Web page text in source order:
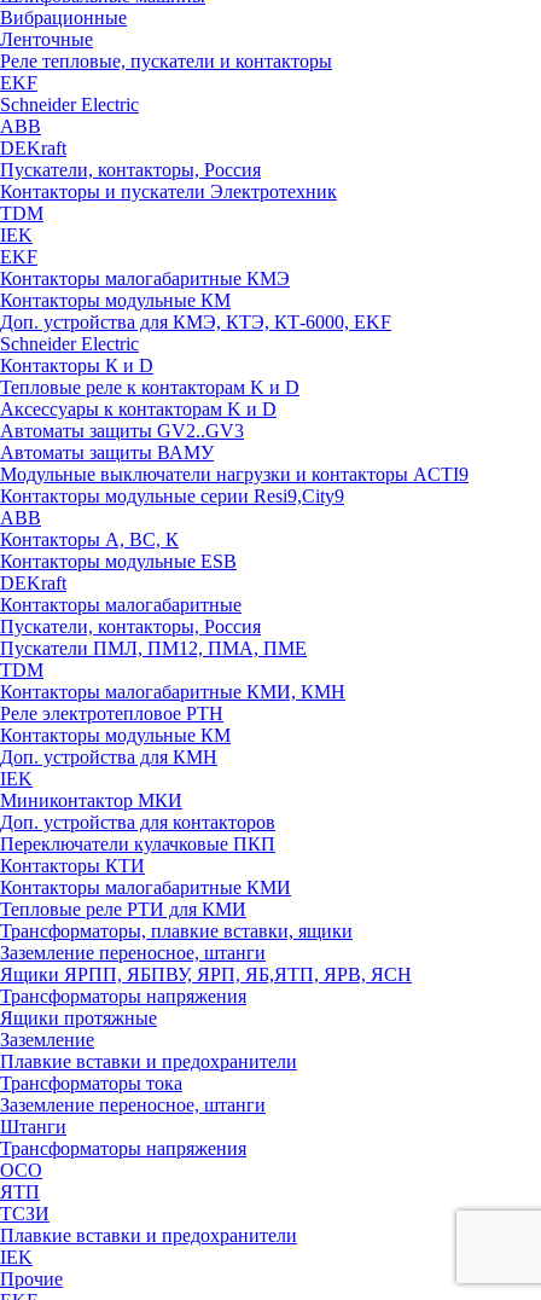
Вибрационные
Ленточные
Реле тепловые, пускатели и контакторы
EKF
Schneider Electric
ABB
DEKraft
Пускатели, контакторы, Россия
Контакторы и пускатели Электротехник
TDM
IEK
EKF
Контакторы малогабаритные КМЭ
Контакторы модульные КМ
Доп. устройства для КМЭ, КТЭ, КТ-6000, EKF
Schneider Electric
Контакторы К и D
Тепловые реле к контакторам K и D
Аксессуары к контакторам K и D
Автоматы защиты GV2..GV3
Автоматы защиты ВАМУ
Модульные выключатели нагрузки и контакторы ACTI9
Контакторы модульные серии Resi9,City9
ABB
Контакторы А, ВС, К
Контакторы модульные ESB
DEKraft
Контакторы малогабаритные
Пускатели, контакторы, Россия
Пускатели ПМЛ, ПМ12, ПМА, ПМЕ
TDM
Контакторы малогабаритные КМИ, КМН
Реле электротепловое РТН
Контакторы модульные КМ
Доп. устройства для КМН
IEK
Миниконтактор МКИ
Доп. устройства для контакторов
Переключатели кулачковые ПКП
Контакторы КТИ
Контакторы малогабаритные КМИ
Тепловые реле РTИ для КМИ
Трансформаторы, плавкие вставки, ящики
Заземление переносное, штанги
Ящики ЯРПП, ЯБПВУ, ЯРП, ЯБ,ЯТП, ЯРВ, ЯСН
Трансформаторы напряжения
Ящики протяжные
Заземление
Плавкие вставки и предохранители
Трансформаторы тока
Заземление переносное, штанги
Штанги
Трансформаторы напряжения
ОСО
ЯТП
ТСЗИ
Плавкие вставки и предохранители
IEK
Прочие